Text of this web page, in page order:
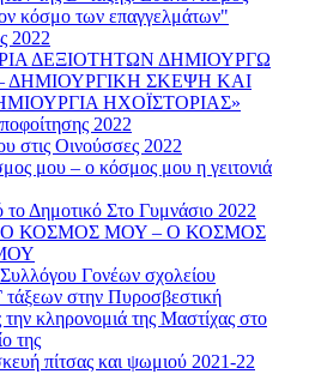
κόσμο των επαγγελμάτων"
2022
ΔΕΞΙΟΤΗΤΩΝ ΔΗΜΙΟΥΡΓΩ
ΣΚΕΨΗ ΚΑΙ
ΗΧΟΪΣΤΟΡΙΑΣ»
2022
στις Οινούσσες 2022
μου – ο κόσμος μου η γειτονιά
Δημοτικό Στο Γυμνάσιο 2022
Ο ΚΟΣΜΟΣ ΜΟΥ – Ο ΚΟΣΜΟΣ
Γονέων σχολείου
στην Πυροσβεστική
κληρονομιά της Μαστίχας στο
της
πίτσας και ψωμιού 2021-22